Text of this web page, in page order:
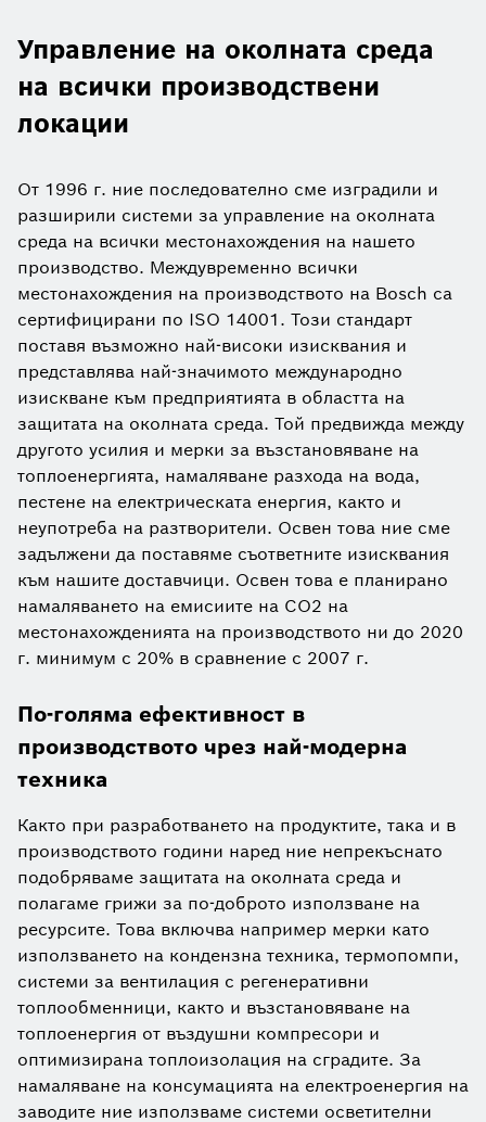
Управление на околната среда
на всички производствени
локации
От 1996 г. ние последователно сме изградили и
разширили системи за управление на околната
среда на всички местонахождения на нашето
производство. Междувременно всички
местонахождения на производството на Bosch са
сертифицирани по ISO 14001. Този стандарт
поставя възможно най-високи изисквания и
представлява най-значимото международно
изискване към предприятията в областта на
защитата на околната среда. Той предвижда между
другото усилия и мерки за възстановяване на
топлоенергията, намаляване разхода на вода,
пестене на електрическата енергия, както и
неупотреба на разтворители. Освен това ние сме
задължени да поставяме съответните изисквания
към нашите доставчици. Освен това е планирано
намаляването на емисиите на CO2 на
местонахожденията на производството ни до 2020
г. минимум с 20% в сравнение с 2007 г.
По-голяма ефективност в
производството чрез най-модерна
техника
Както при разработването на продуктите, така и в
производството години наред ние непрекъснато
подобряваме защитата на околната среда и
полагаме грижи за по-доброто използване на
ресурсите. Това включва например мерки като
използването на кондензна техника, термопомпи,
системи за вентилация с регенеративни
топлообменници, както и възстановяване на
топлоенергия от въздушни компресори и
оптимизирана топлоизолация на сградите. За
намаляване на консумацията на електроенергия на
заводите ние използваме системи осветителни